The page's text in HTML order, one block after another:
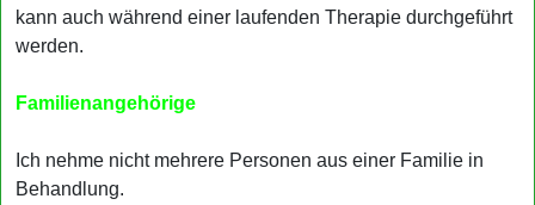
kann auch während einer laufenden Therapie durchgeführt
werden.
Familienangehörige
Ich nehme nicht mehrere Personen aus einer Familie in
Behandlung.